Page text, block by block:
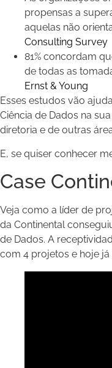
propensas a
aquelas não
Consulting Survey
81% concordam
de todas as
Ernst & Young
Esses estudos vão
Ciência de Dados na
diretoria e de outras
E, se quiser conhecer
Case
Veja como a líder de
da Continental
de Dados. A
com 4 projetos e hoje